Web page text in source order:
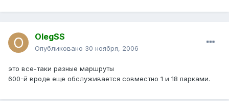
OlegSS
Опубликовано 30 ноября, 2006
это все-таки разные маршруты
600-й вроде еще обслуживается совместно 1 и 18 парками.